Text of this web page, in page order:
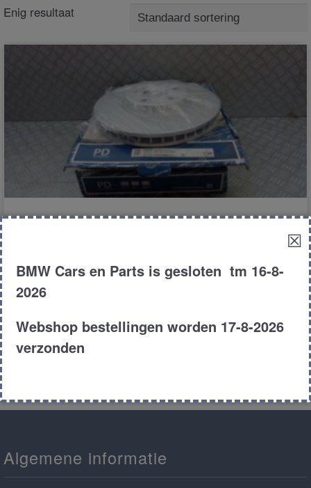
Enig resultaat
€150.00
Product # 150565
Algemene informatie
☒
BMW Cars en Parts is gesloten tm 16-8-
2026
Webshop bestellingen worden 17-8-2026
verzonden